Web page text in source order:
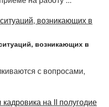
возникающих в
с вопросами,